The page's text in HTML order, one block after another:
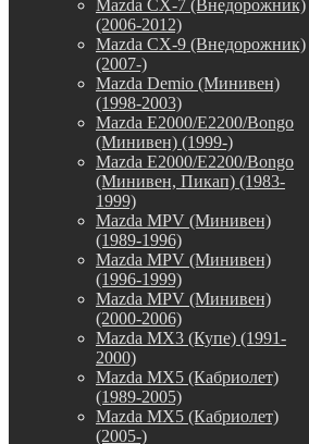
Mazda CX-7 (Внедорожник)
(2006-2012)
Mazda CX-9 (Внедорожник)
(2007-)
Mazda Demio (Минивен)
(1998-2003)
Mazda E2000/E2200/Bongo
(Минивен) (1999-)
Mazda E2000/E2200/Bongo
(Минивен, Пикап) (1983-
1999)
Mazda MPV (Минивен)
(1989-1996)
Mazda MPV (Минивен)
(1996-1999)
Mazda MPV (Минивен)
(2000-2006)
Mazda MX3 (Купе) (1991-
2000)
Mazda MX5 (Кабриолет)
(1989-2005)
Mazda MX5 (Кабриолет)
(2005-)